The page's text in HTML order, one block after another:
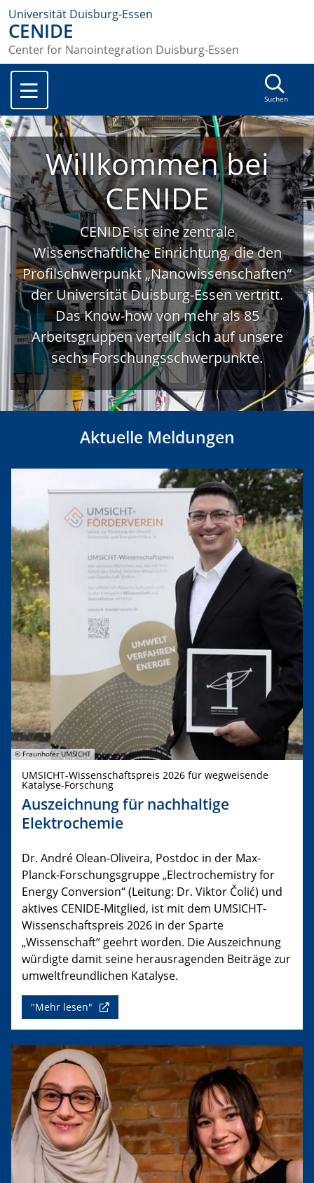
Universität Duisburg-Essen
CENIDE
Center for Nanointegration Duisburg-Essen
Suchen
Willkommen bei
CENIDE
CENIDE ist eine zentrale
Wissenschaftliche Einrichtung, die den
Profilschwerpunkt „Nanowissenschaften“
der Universität Duisburg-Essen vertritt.
Das Know-how von mehr als 85
Arbeitsgruppen verteilt sich auf unsere
sechs Forschungsschwerpunkte.
Aktuelle Meldungen
© Fraunhofer UMSICHT
UMSICHT-Wissenschaftspreis 2026 für wegweisende
Katalyse-Forschung
Auszeichnung für nachhaltige
Elektrochemie
Dr. André Olean-Oliveira, Postdoc in der Max-
Planck-Forschungsgruppe „Electrochemistry for
Energy Conversion“ (Leitung: Dr. Viktor Čolić) und
aktives CENIDE-Mitglied, ist mit dem UMSICHT-
Wissenschaftspreis 2026 in der Sparte
„Wissenschaft“ geehrt worden. Die Auszeichnung
würdigte damit seine herausragenden Beiträge zur
umweltfreundlichen Katalyse.
"Mehr lesen"